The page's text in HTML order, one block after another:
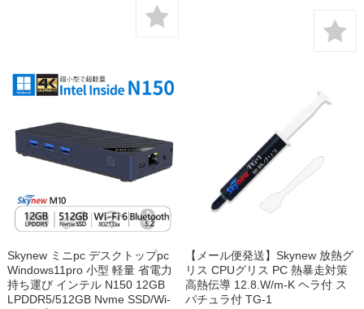
Skynew ミニpc デスクトップpc
Windows11pro 小型 軽量 省電力
持ち運び インテル N150 12GB
LPDDR5/512GB Nvme SSD/Wi-
【メール便発送】Skynew 放熱グ
リス CPUグリス PC 熱暴走対策
高熱伝導 12.8.W/m-K ヘラ付 ス
パチュラ付 TG-1